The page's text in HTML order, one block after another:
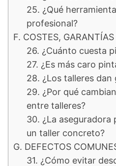
25. ¿Qué
profesional?
F. COSTES,
26. ¿Cuánto cuesta
27. ¿Es más caro
28. ¿Los talleres dan
29. ¿Por qué
entre talleres?
30. ¿La aseguradora
un taller concreto?
G. DEFECTOS
31. ¿Cómo evitar